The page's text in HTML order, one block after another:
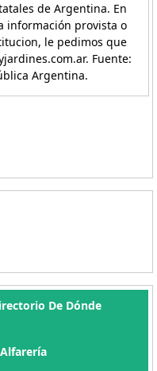
de Argentina. En
información provista o
le pedimos que
Fuente:
Argentina.
De Dónde